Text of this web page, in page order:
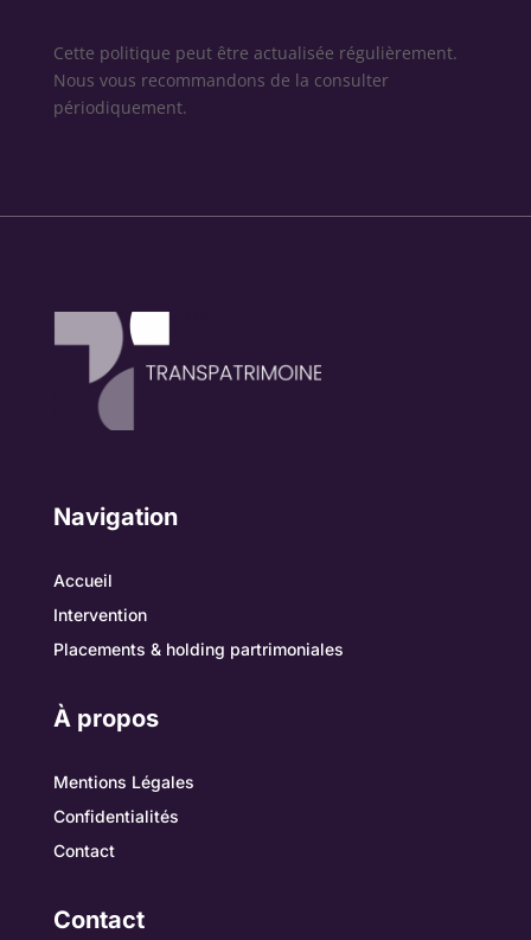
Cette politique peut être actualisée régulièrement.
Nous vous recommandons de la consulter
périodiquement.
Navigation
Accueil
Intervention
Placements & holding partrimoniales
À propos
Mentions Légales
Confidentialités
Contact
Contact